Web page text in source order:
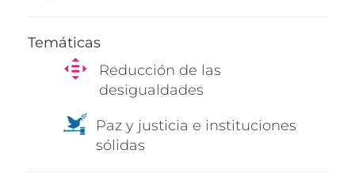
Temáticas
Reducción de las
desigualdades
Paz y justicia e instituciones
sólidas